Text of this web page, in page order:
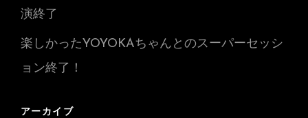
演終了
楽しかったYOYOKAちゃんとのスーパーセッシ
ョン終了！
アーカイブ